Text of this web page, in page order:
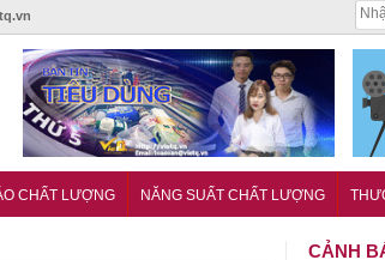
CHẤT LƯỢNG NĂNG SUẤT CHẤT LƯỢNG
CẢNH